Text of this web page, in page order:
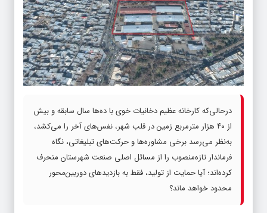
درحالی‌که کارخانه عظیم دخانیات خوی با ده‌ها سال سابقه و بیش
از ۴۰ هزار مترمربع زمین در قلب شهر، نفس‌های آخر را می‌کشد،
به‌نظر می‌رسد برخی مشاوره‌ها و حرکت‌های تبلیغاتی، نگاه
فرماندار تازه‌منصوب را از مسائل اصلی صنعت شهرستان منحرف
کرده‌اند؛ آیا حمایت از تولید، فقط به بازدیدهای دوربین‌محور
محدود خواهد ماند؟